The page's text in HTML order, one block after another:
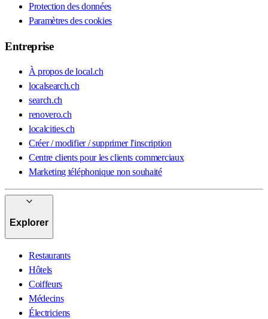
Protection des données
Paramètres des cookies
Entreprise
À propos de local.ch
localsearch.ch
search.ch
renovero.ch
localcities.ch
Créer / modifier / supprimer l'inscription
Centre clients pour les clients commerciaux
Marketing téléphonique non souhaité
Explorer
Restaurants
Hôtels
Coiffeurs
Médecins
Électriciens